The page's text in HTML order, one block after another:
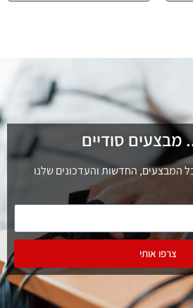
סודיים
המבצעים, החדשות והעדכונים שלנו
צרפו אותי